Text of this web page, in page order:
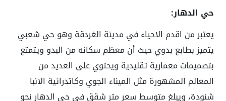
حي الدهار:
يعتبر من اقدم الاحياء في مدينة الغردقة وهو حي شعبي
يتميز بطابع بدوي حيث أن معظم سكانه من البدو ويتمتع
بتصميمات معمارية تقليدية ويحتوي على العديد من
المعالم المشهورة مثل الميناء الجوي وكاتدرائية الانبا
شنودة، ويبلغ متوسط سعر متر شقق في حي الدهار نحو